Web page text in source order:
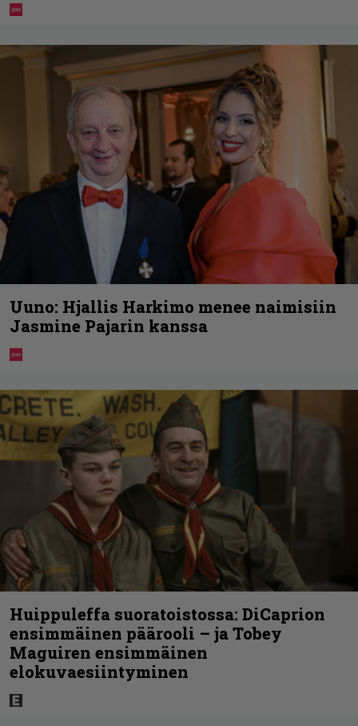
Uuno: Hjallis Harkimo menee naimisiin
Jasmine Pajarin kanssa
Huippuleffa suoratoistossa: DiCaprion
ensimmäinen päärooli – ja Tobey
Maguiren ensimmäinen
elokuvaesiintyminen